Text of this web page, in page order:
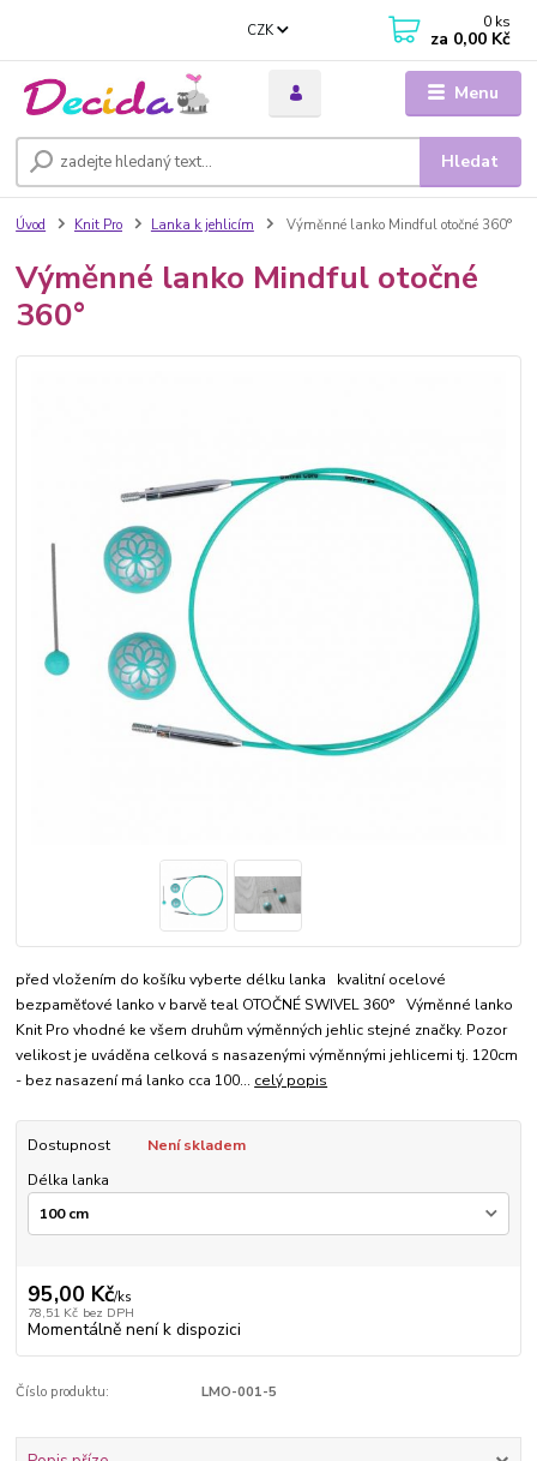
Menu
CZK
Hledat
0 ks
za 0,00 Kč
Úvod Knit Pro Lanka k jehlicím Výměnné lanko Mindful otočné 360°
Výměnné lanko Mindful otočné
360°
před vložením do košíku vyberte délku lanka kvalitní ocelové
bezpaměťové lanko v barvě teal OTOČNÉ SWIVEL 360° Výměnné lanko
Knit Pro vhodné ke všem druhům výměnných jehlic stejné značky. Pozor
velikost je uváděna celková s nasazenými výměnnými jehlicemi tj. 120cm
- bez nasazení má lanko cca 100... celý popis
Dostupnost
Není skladem
Délka lanka
95,00 Kč/ks
78,51 Kč bez DPH
Momentálně není k dispozici
Číslo produktu: LMO-001-5